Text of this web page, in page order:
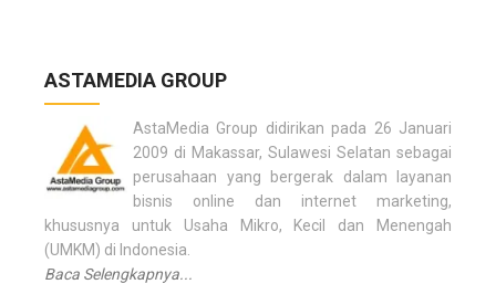
ASTAMEDIA GROUP
AstaMedia Group didirikan pada 26 Januari
2009 di Makassar, Sulawesi Selatan sebagai
perusahaan yang bergerak dalam layanan
bisnis online dan internet marketing,
khususnya untuk Usaha Mikro, Kecil dan Menengah
(UMKM) di Indonesia.
Baca Selengkapnya...